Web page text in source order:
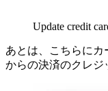
Update credit
あとは、こちらにカ
からの決済のクレジ